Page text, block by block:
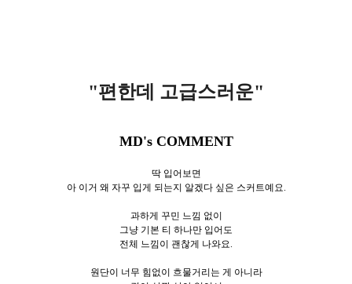
"편한데 고급스러운"
MD's COMMENT
딱 입어보면
아 이거 왜 자꾸 입게 되는지 알겠다 싶은 스커트예요.
과하게 꾸민 느낌 없이
그냥 기본 티 하나만 입어도
전체 느낌이 괜찮게 나와요.
원단이 너무 힘없이 흐물거리는 게 아니라